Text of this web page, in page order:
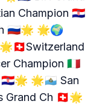
Champion 🇭🇷
🇷🇺🌟 🌟🌍
Champion 🇮🇹
🌟🇸🇲 San
Grand Ch 🇨🇭🌟